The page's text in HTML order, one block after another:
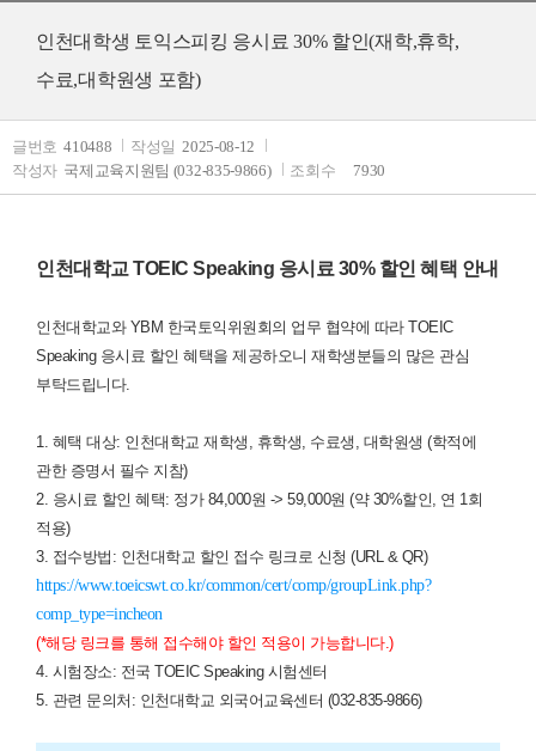
인천대학생 토익스피킹 응시료 30% 할인(재학,휴학,
수료,대학원생 포함)
글번호 410488 작성일 2025-08-12
작성자 국제교육지원팀 (032-835-9866) 조회수 7930
인천대학교 TOEIC Speaking 응시료 30% 할인 혜택 안내
인천대학교와 YBM 한국토익위원회의 업무 협약에 따라 TOEIC
Speaking 응시료 할인 혜택을 제공하오니 재학생분들의 많은 관심
부탁드립니다.
1. 혜택 대상: 인천대학교 재학생, 휴학생, 수료생, 대학원생 (학적에
관한 증명서 필수 지참)
2. 응시료 할인 혜택: 정가 84,000원 -> 59,000원 (약 30%할인, 연 1회
적용)
3. 접수방법: 인천대학교 할인 접수 링크로 신청 (URL & QR)
https://www.toeicswt.co.kr/common/cert/comp/groupLink.php?
comp_type=incheon
(*해당 링크를 통해 접수해야 할인 적용이 가능합니다.)
4. 시험장소: 전국 TOEIC Speaking 시험센터
5. 관련 문의처: 인천대학교 외국어교육센터 (032-835-9866)